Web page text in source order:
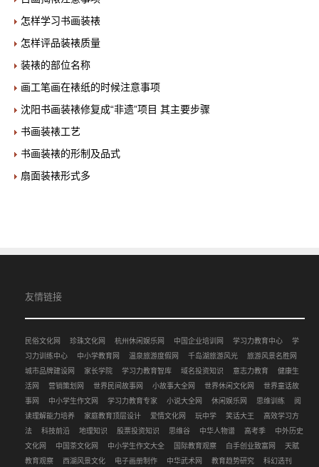
怎样学习书画装裱
怎样评品装裱质量
装裱的部位名称
画工笔画在裱纸的时候注意事项
沈阳书画装裱修复成“非遗”项目 其主要步骤
书画装裱工艺
书画装裱的形制及品式
扇面装裱形式多
友情链接
民俗文化网 珍珠文化网 杭州休闲娱乐网 中国企业培训网 学习力教育中心
学
习力训练中心
中小学教育网 温泉旅游度假网 千岛湖旅游风光
旅游风景名胜网
城市品牌建设网
家长学院 学习力教育智库 域名投资知识 意志力教育
健康生
活网
营销策划网 世界民间故事网 小故事大全网 世界休闲文化网
世界童话故
事网
中小学生作文网 学习力教育专家 小说大全网 休闲娱乐网 思维训练
阅
读理解能力培养
家庭教育顶层设计 爱情文化网 玩中学 笑话大王
高效学习方
法
科技前沿 地理知识 股票投资知识 思维谷 中华人物谱 高考季
中外历史
文化网
中国茶文化网 中小学生作文大全 国际教育观察 白手创业致富网
天赋
教育观察
西湖风景文化 电子画册制作 中华武术网 教育趋势研究 科幻选刊